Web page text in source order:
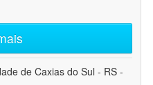
de Caxias do Sul - RS -